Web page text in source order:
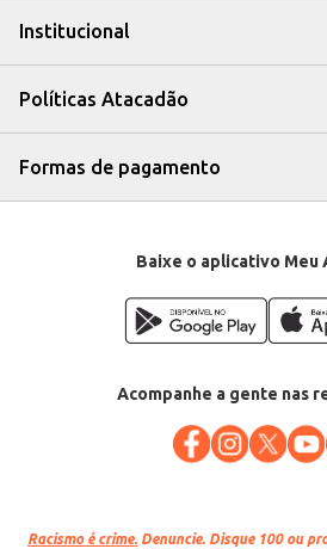
Institucional
Políticas Atacadão
Formas de pagamento
Baixe o aplicativo Meu
Acompanhe a gente nas
Racismo é crime. Denuncie. Disque 100 ou